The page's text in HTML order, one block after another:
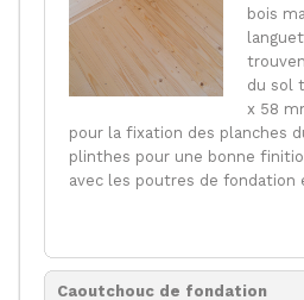
bois
du sol
x 58
pour la fixation des planches
plinthes pour une bonne
avec les poutres de fondation
Caoutchouc de fondation